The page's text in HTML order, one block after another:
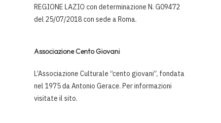
REGIONE LAZIO con determinazione N. G09472
del 25/07/2018 con sede a Roma.
Associazione Cento Giovani
L’Associazione Culturale “cento giovani”, fondata
nel 1975 da Antonio Gerace. Per informazioni
visitate il sito.